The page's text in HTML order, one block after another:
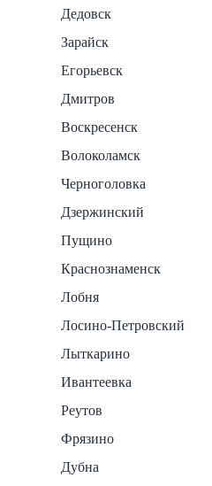
Дедовск
Зарайск
Егорьевск
Дмитров
Воскресенск
Волоколамск
Черноголовка
Дзержинский
Пущино
Краснознаменск
Лобня
Лосино-Петровский
Лыткарино
Ивантеевка
Реутов
Фрязино
Дубна